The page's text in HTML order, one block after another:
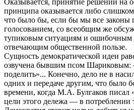
принципа оказывается либо
что было бы, если бы мы все
голосованием, со всеобщим же
тупиковым ситуациям и ошибочным
отвечающим общественной пользе.
Сущность демократической идеи
озвучена бывшим псом Шариковым:
поделить»... Конечно, дело не в
одних и передаче другим, что было
времени, когда М.А. Булгаков писал
цели этого дележа — в потреблении